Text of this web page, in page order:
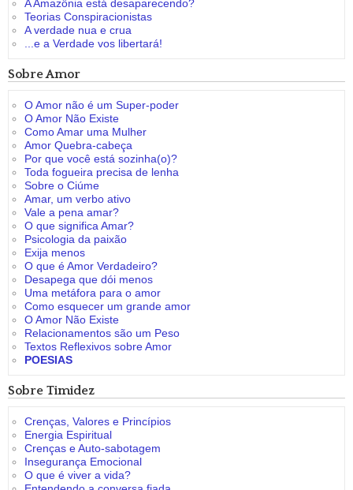
A Amazônia está desaparecendo?
Teorias Conspiracionistas
A verdade nua e crua
...e a Verdade vos libertará!
Sobre Amor
O Amor não é um Super-poder
O Amor Não Existe
Como Amar uma Mulher
Amor Quebra-cabeça
Por que você está sozinha(o)?
Toda fogueira precisa de lenha
Sobre o Ciúme
Amar, um verbo ativo
Vale a pena amar?
O que significa Amar?
Psicologia da paixão
Exija menos
O que é Amor Verdadeiro?
Desapega que dói menos
Uma metáfora para o amor
Como esquecer um grande amor
O Amor Não Existe
Relacionamentos são um Peso
Textos Reflexivos sobre Amor
POESIAS
Sobre Timidez
Crenças, Valores e Princípios
Energia Espiritual
Crenças e Auto-sabotagem
Insegurança Emocional
O que é viver a vida?